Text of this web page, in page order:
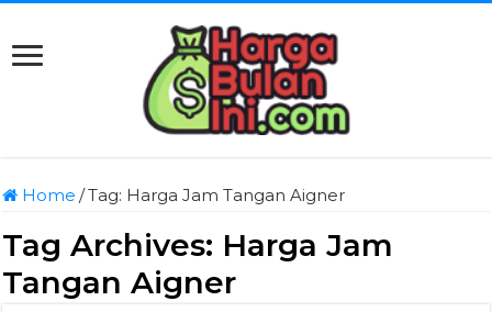
Home /Tag: Harga Jam Tangan Aigner
Tag Archives: Harga Jam
Tangan Aigner